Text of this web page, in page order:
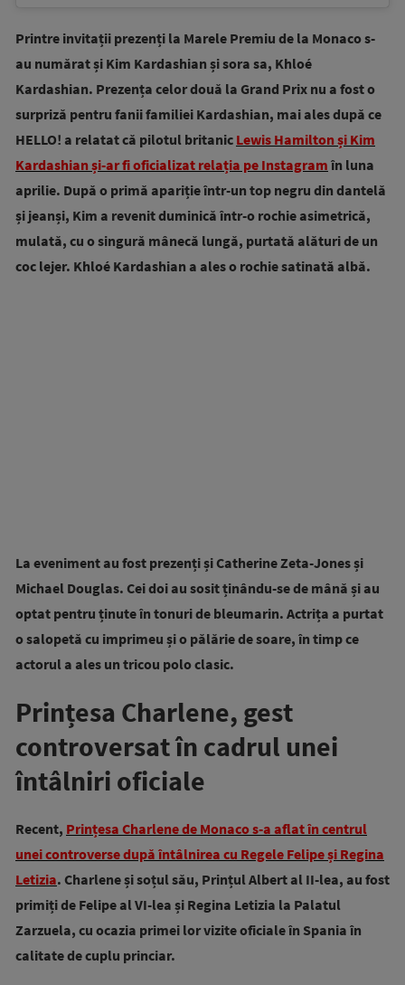
Printre invitații prezenți la Marele Premiu de la Monaco s-
au numărat și Kim Kardashian și sora sa, Khloé
Kardashian. Prezența celor două la Grand Prix nu a fost o
surpriză pentru fanii familiei Kardashian, mai ales după ce
HELLO! a relatat că pilotul britanic Lewis Hamilton și Kim
Kardashian și-ar fi oficializat relația pe Instagram în luna
aprilie. După o primă apariție într-un top negru din dantelă
și jeanși, Kim a revenit duminică într-o rochie asimetrică,
mulată, cu o singură mânecă lungă, purtată alături de un
coc lejer. Khloé Kardashian a ales o rochie satinată albă.
La eveniment au fost prezenți și Catherine Zeta-Jones și
Michael Douglas. Cei doi au sosit ținându-se de mână și au
optat pentru ținute în tonuri de bleumarin. Actrița a purtat
o salopetă cu imprimeu și o pălărie de soare, în timp ce
actorul a ales un tricou polo clasic.
Prințesa Charlene, gest
controversat în cadrul unei
întâlniri oficiale
Recent, Prințesa Charlene de Monaco s-a aflat în centrul
unei controverse după întâlnirea cu Regele Felipe și Regina
Letizia. Charlene și soțul său, Prințul Albert al II-lea, au fost
primiți de Felipe al VI-lea și Regina Letizia la Palatul
Zarzuela, cu ocazia primei lor vizite oficiale în Spania în
calitate de cuplu princiar.